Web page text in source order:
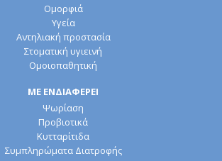
Ομορφιά
Υγεία
Αντηλιακή προστασία
Στοματική υγιεινή
Ομοιοπαθητική
ΜΕ ΕΝΔΙΑΦΕΡΕΙ
Ψωρίαση
Προβιοτικά
Κυτταρίτιδα
Συμπληρώματα Διατροφής